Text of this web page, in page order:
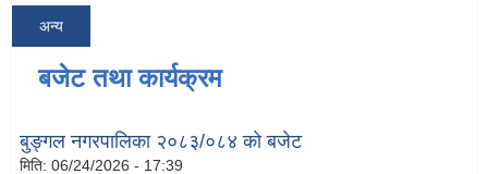
अन्य
बजेट तथा कार्यक्रम
बुङ्गल नगरपालिका २०८३/०८४ को बजेट
मिति: 06/24/2026 - 17:39